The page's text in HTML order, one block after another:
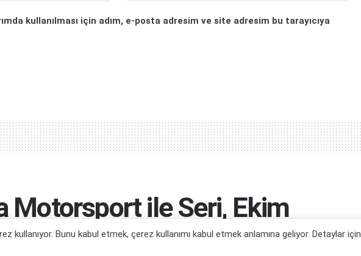
kullanılması için adım, e-posta adresim ve site adresim bu tarayıcıya
Motorsport ile Seri, Ekim
Dönüyor
kullanıyor. Bunu kabul etmek, çerez kullanımı kabul etmek anlamına geliyor. Detaylar için